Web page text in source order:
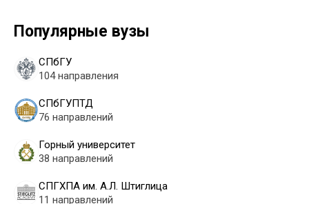
Популярные вузы
СПбГУ
104 направления
СПбГУПТД
76 направлений
Горный университет
38 направлений
СПГХПА им. А.Л. Штиглица
11 направлений